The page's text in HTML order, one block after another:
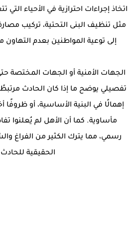
اتخاذ إجراءات احترازية في الأحياء
مثل تنظيف البنى التحتية، تركيب
إلى توعية المواطنين بعدم
الجهات الأمنية أو الجهات المختصة
تفصيلي يوضح ما إذا كان الحادث
إهمالًا في البنية الأساسية، أو
مأساوية. كما أن الأهل لم يُعلنوا
رسمي، مما يترك الكثير من الفراغ
الحقيقية